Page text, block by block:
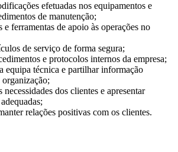
efetuadas nos equipamentos e
de manutenção;
e ferramentas de apoio às operações no
de serviço de forma segura;
e protocolos internos da empresa;
equipa técnica e partilhar informação
necessidades dos clientes e apresentar
relações positivas com os clientes.